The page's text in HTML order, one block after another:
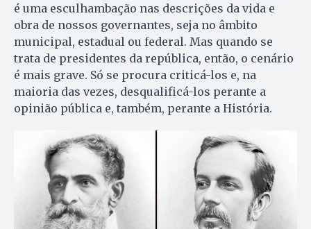
é uma esculhambação nas descrições da vida e
obra de nossos governantes, seja no âmbito
municipal, estadual ou federal. Mas quando se
trata de presidentes da república, então, o cenário
é mais grave. Só se procura criticá-los e, na
maioria das vezes, desqualificá-los perante a
opinião pública e, também, perante a História.